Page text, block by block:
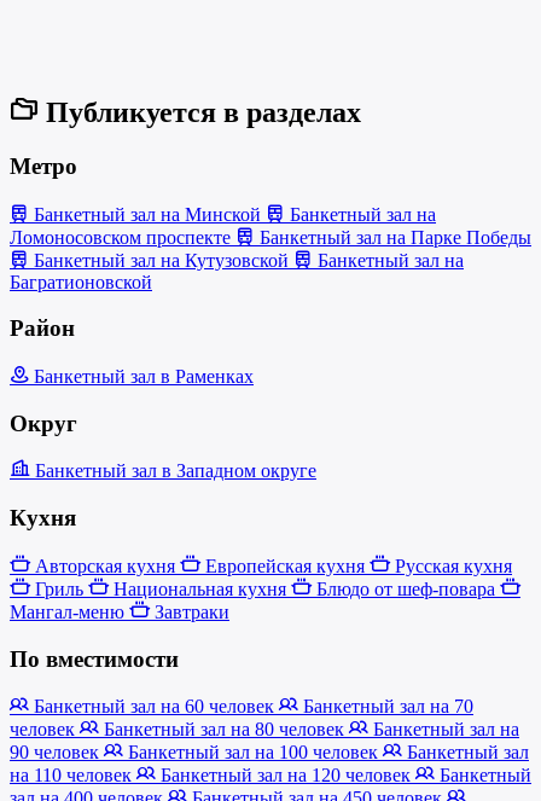
Публикуется в разделах
Метро
Банкетный зал на Минской
Банкетный зал на
Ломоносовском проспекте
Банкетный зал на Парке Победы
Банкетный зал на Кутузовской
Банкетный зал на
Багратионовской
Район
Банкетный зал в Раменках
Округ
Банкетный зал в Западном округе
Кухня
Авторская кухня Европейская кухня
Русская кухня
Гриль
Национальная кухня
Блюдо от шеф-повара
Мангал-меню
Завтраки
По вместимости
Банкетный зал на 60 человек
Банкетный зал на 70
человек
Банкетный зал на 80 человек
Банкетный зал на
90 человек
Банкетный зал на 100 человек
Банкетный зал
на 110 человек
Банкетный зал на 120 человек
Банкетный